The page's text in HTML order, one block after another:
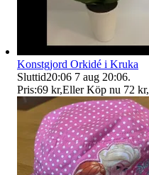
Konstgjord Orkidé i Kruka
Sluttid20:06 7 aug 20:06.
Pris:69 kr,Eller Köp nu 72 kr,